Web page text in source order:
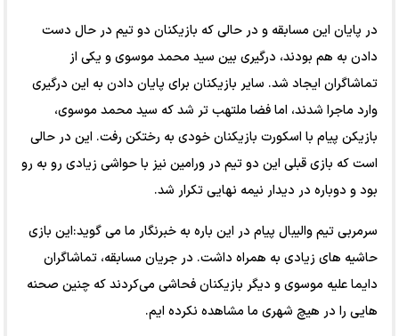
در پایان این مسابقه و در حالی که بازیکنان دو تیم در حال دست
دادن به هم بودند، درگیری بین سید محمد موسوی و یکی از
تماشاگران ایجاد شد. سایر بازیکنان برای پایان دادن به این درگیری
وارد ماجرا شدند، اما فضا ملتهب تر شد که سید محمد موسوی،
بازیکن پیام با اسکورت بازیکنان خودی به رختکن رفت. این در حالی
است که بازی قبلی این دو تیم در ورامین نیز با حواشی زیادی رو به رو
بود و دوباره در دیدار نیمه نهایی تکرار شد.
سرمربی تیم والیبال پیام در این باره به خبرنگار ما می گوید:این بازی
حاشیه های زیادی به همراه داشت. در جریان مسابقه، تماشاگران
دایما علیه موسوی و دیگر بازیکنان فحاشی می‌کردند که چنین صحنه
هایی را در هیچ شهری ما مشاهده نکرده ایم.